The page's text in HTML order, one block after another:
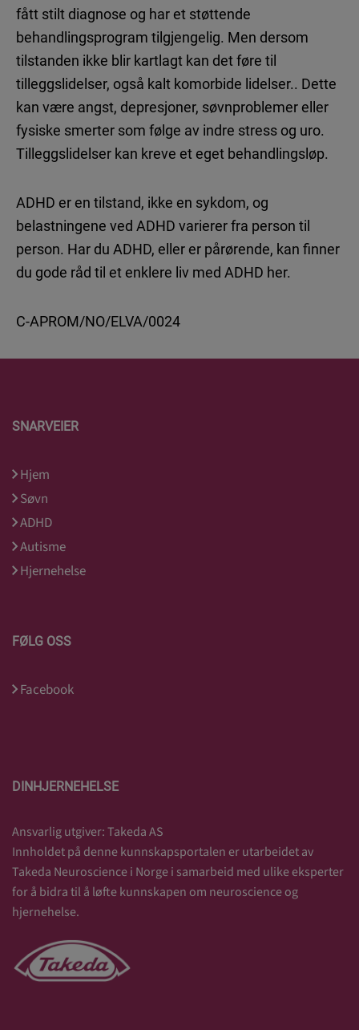
fått stilt diagnose og har et støttende
behandlingsprogram tilgjengelig. Men dersom
tilstanden ikke blir kartlagt kan det føre til
tilleggslidelser, også kalt komorbide lidelser.. Dette
kan være angst, depresjoner, søvnproblemer eller
fysiske smerter som følge av indre stress og uro.
Tilleggslidelser kan kreve et eget behandlingsløp.
ADHD er en tilstand, ikke en sykdom, og
belastningene ved ADHD varierer fra person til
person. Har du ADHD, eller er pårørende, kan finner
du gode råd til et enklere liv med ADHD her.
C-APROM/NO/ELVA/0024
SNARVEIER
Hjem
Søvn
ADHD
Autisme
Hjernehelse
FØLG OSS
Facebook
DINHJERNEHELSE
Ansvarlig utgiver: Takeda AS
Innholdet på denne kunnskapsportalen er utarbeidet av
Takeda Neuroscience i Norge i samarbeid med ulike eksperter
for å bidra til å løfte kunnskapen om neuroscience og
hjernehelse.